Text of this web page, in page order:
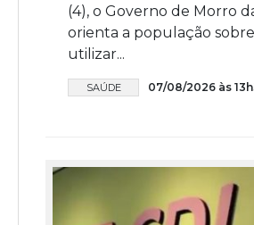
(4), o Governo de Morro
orienta a população
utilizar...
SAÚDE 07/08/2026 às